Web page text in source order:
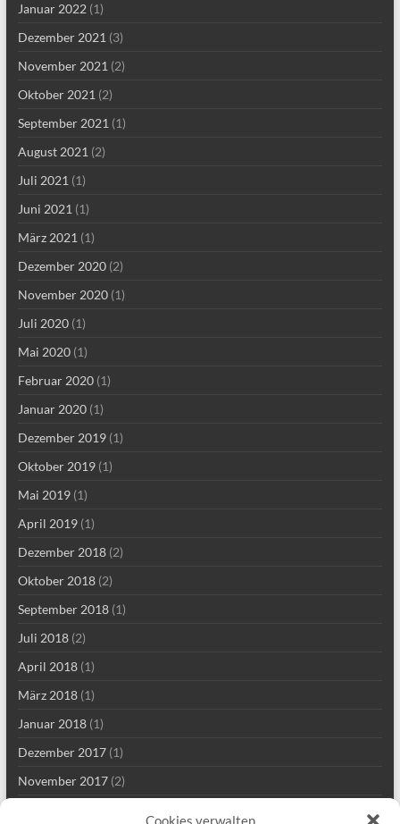
Cookies verwalten
Januar 2022(1)
Dezember 2021 (3)
November 2021 (2)
Oktober 2021 (2)
September 2021 (1)
August 2021 (2)
Juli 2021 (1)
Juni 2021 (1)
März 2021 (1)
Dezember 2020(2)
November 2020(1)
Juli 2020(1)
Mai 2020(1)
Februar 2020(1)
Januar 2020(1)
Dezember 2019(1)
Oktober 2019(1)
Mai 2019(1)
April 2019(1)
Dezember 2018(2)
Oktober 2018(2)
September 2018(1)
Juli 2018(2)
April 2018(1)
März 2018(1)
Januar 2018(1)
Dezember 2017(1)
November 2017(2)